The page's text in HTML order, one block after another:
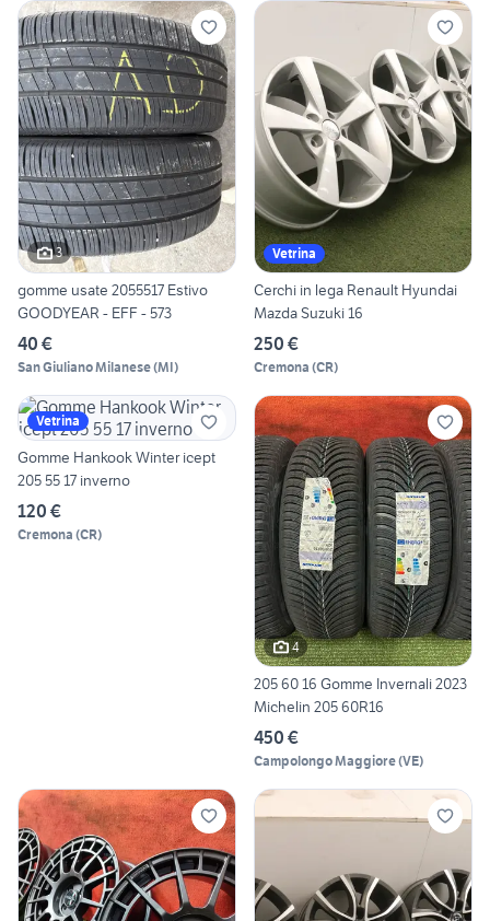
3
gomme usate 2055517 Estivo
GOODYEAR - EFF - 573
40 €
San Giuliano Milanese(MI)
Vetrina
Cerchi in lega Renault Hyundai
Mazda Suzuki 16
250 €
Cremona (CR)
Vetrina
Gomme Hankook Winter icept
205 55 17 inverno
120 €
Cremona (CR)
4
205 60 16 Gomme Invernali 2023
Michelin 205 60R16
450 €
Campolongo Maggiore(VE)